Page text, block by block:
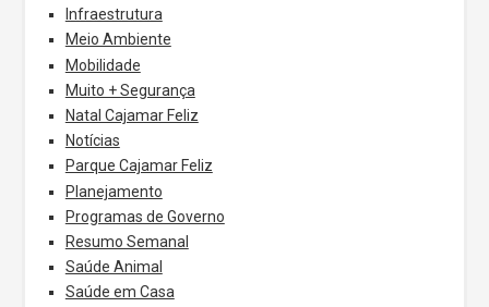
Infraestrutura
Meio Ambiente
Mobilidade
Muito + Segurança
Natal Cajamar Feliz
Notícias
Parque Cajamar Feliz
Planejamento
Programas de Governo
Resumo Semanal
Saúde Animal
Saúde em Casa